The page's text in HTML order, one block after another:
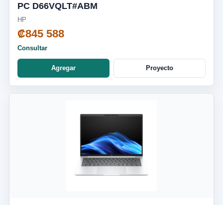
PC D66VQLT#ABM
HP
₡845 588
Consultar
Agregar Proyecto